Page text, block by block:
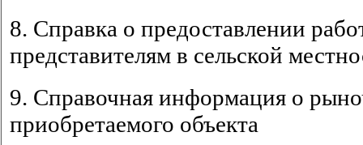
8. Справка о предоставлении
представителям в сельской
9. Справочная информация о
приобретаемого объекта